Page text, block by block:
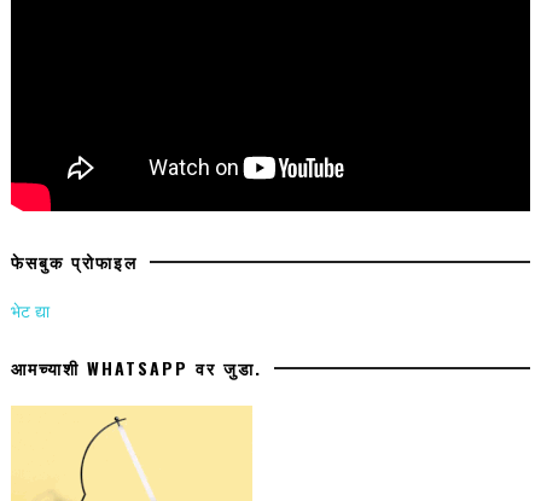
फेसबुक प्रोफाइल
भेट द्या
आमच्याशी WHATSAPP वर जुडा.